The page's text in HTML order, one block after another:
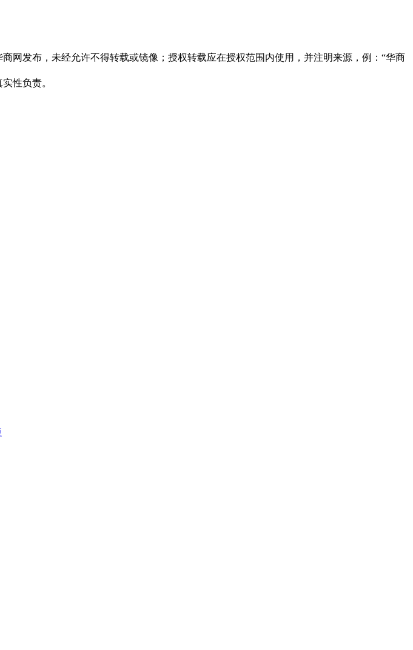
发布，未经允许不得转载或镜像；授权转载应在授权范围内使用，并注明来源，例：“华商
性负责。